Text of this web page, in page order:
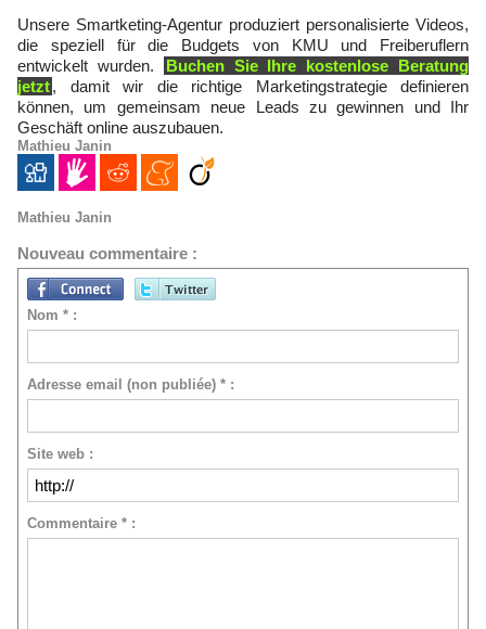
Unsere Smartketing-Agentur produziert personalisierte Videos,
die speziell für die Budgets von KMU und Freiberuflern
entwickelt wurden.
Buchen Sie Ihre kostenlose Beratung
jetzt, damit wir die richtige Marketingstrategie definieren
können, um gemeinsam neue Leads zu gewinnen und Ihr
Geschäft online auszubauen.
Mathieu Janin
Mathieu Janin
Nouveau commentaire :
Nom * :
Adresse email (non publiée) * :
Site web :
Commentaire * :